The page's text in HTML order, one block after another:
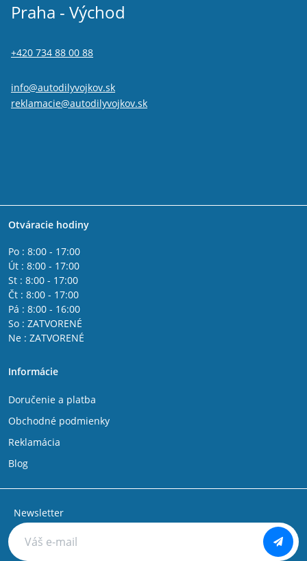
Praha - Východ
+420 734 88 00 88
info@autodilyvojkov.sk
reklamacie@autodilyvojkov.sk
Otváracie hodiny
Po : 8:00 - 17:00
Út : 8:00 - 17:00
St : 8:00 - 17:00
Čt : 8:00 - 17:00
Pá : 8:00 - 16:00
So : ZATVORENÉ
Ne : ZATVORENÉ
Informácie
Doručenie a platba
Obchodné podmienky
Reklamácia
Blog
Newsletter